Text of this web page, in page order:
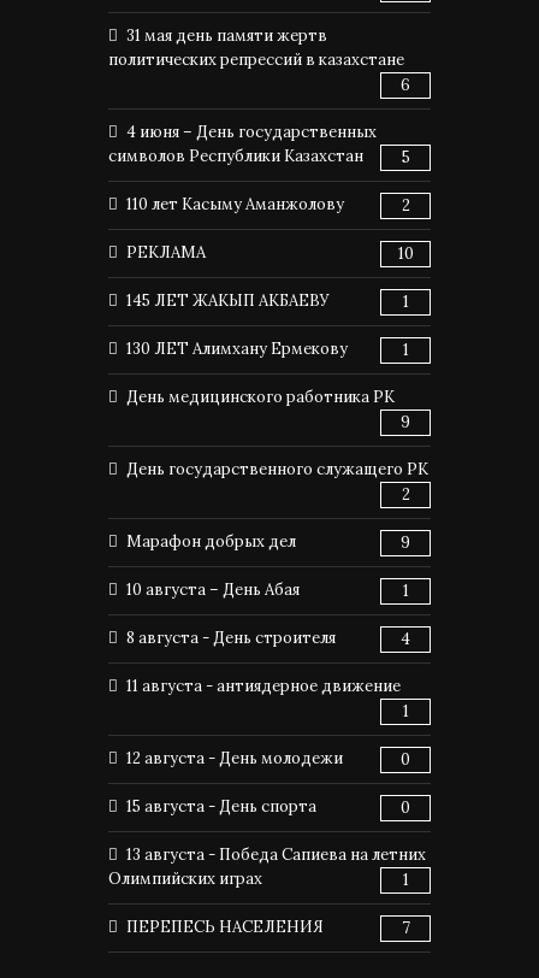
31 мая день памяти жертв
политических репрессий в казахстане
6
4 июня – День государственных
символов Республики Казахстан
5
110 лет Касыму Аманжолову 2
РЕКЛАМА 10
145 ЛЕТ ЖАКЫП АКБАЕВУ 1
130 ЛЕТ Алимхану Ермекову 1
День медицинского работника РК
9
День государственного служащего РК
2
Марафон добрых дел 9
10 августа – День Абая 1
8 августа - День строителя 4
11 августа - антиядерное движение
1
12 августа - День молодежи 0
15 августа - День спорта 0
13 августа - Победа Сапиева на летних
Олимпийских играх
1
ПЕРЕПЕСЬ НАСЕЛЕНИЯ 7